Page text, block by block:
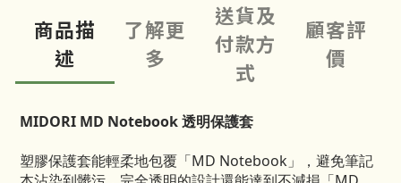
商品描
述
了解更
多
送貨及
付款方
式
顧客評
價
MIDORI MD Notebook 透明保護套
塑膠保護套能輕柔地包覆「MD Notebook」，避免筆記